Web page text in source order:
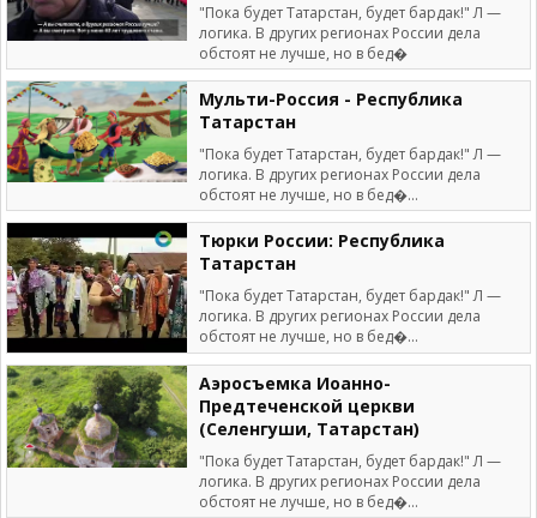
"Пока будет Татарстан, будет бардак!" Л —
логика. В других регионах России дела
обстоят не лучше, но в бед�
Мульти-Россия - Республика
Татарстан
"Пока будет Татарстан, будет бардак!" Л —
логика. В других регионах России дела
обстоят не лучше, но в бед�...
Тюрки России: Республика
Татарстан
"Пока будет Татарстан, будет бардак!" Л —
логика. В других регионах России дела
обстоят не лучше, но в бед�...
Аэросъемка Иоанно-
Предтеченской церкви
(Селенгуши, Татарстан)
"Пока будет Татарстан, будет бардак!" Л —
логика. В других регионах России дела
обстоят не лучше, но в бед�...